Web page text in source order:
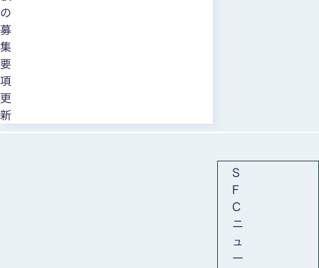
の
募
集
要
項
更
新
S
F
C
ニ
ュ
ー